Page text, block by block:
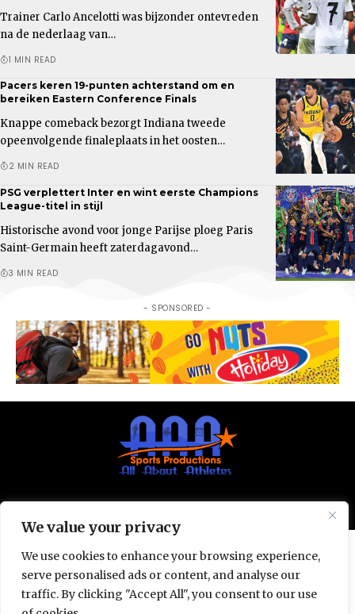
We value your privacy
We use cookies to enhance your browsing experience,
serve personalised ads or content, and analyse our
traffic. By clicking "Accept All", you consent to our use
Trainer Carlo Ancelotti was bijzonder ontevreden
na de nederlaag van…
1 MIN READ
Pacers keren 19-punten achterstand om en
bereiken Eastern Conference Finals
Knappe comeback bezorgt Indiana tweede
opeenvolgende finaleplaats in het oosten…
2 MIN READ
PSG verplettert Inter en wint eerste Champions
League-titel in stijl
Historische avond voor jonge Parijse ploeg Paris
Saint-Germain heeft zaterdagavond…
3 MIN READ
- SPONSORED -